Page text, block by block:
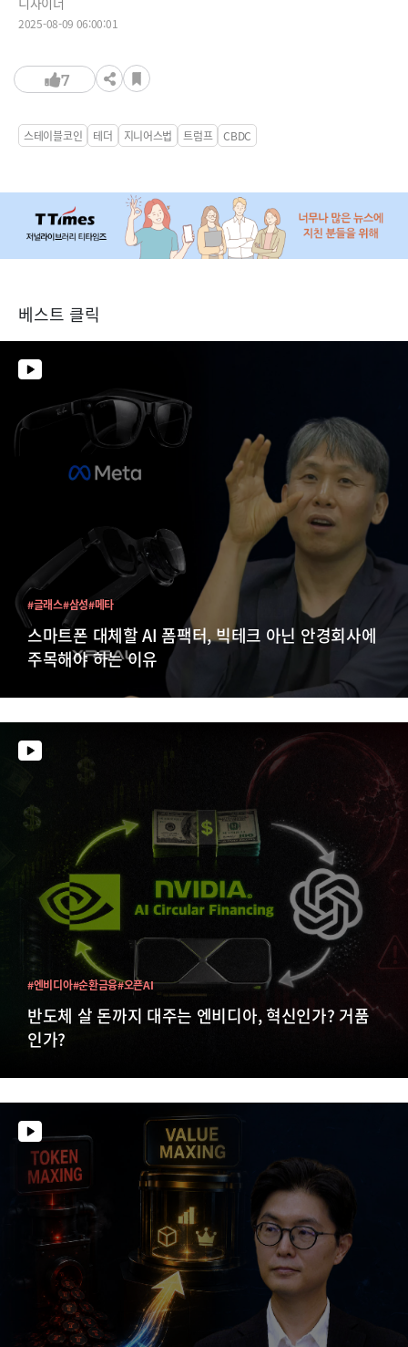
2025-08-09 06:00:01
7
스테이블코인 테더 지니어스법 트럼프 CBDC
베스트 클릭
스마트폰 대체할 AI 폼팩터, 빅테크 아닌 안경회사에
주목해야 하는 이유
#글래스#삼성#메타
반도체 살 돈까지 대주는 엔비디아, 혁신인가? 거품
인가?
#엔비디아#순환금융#오픈AI